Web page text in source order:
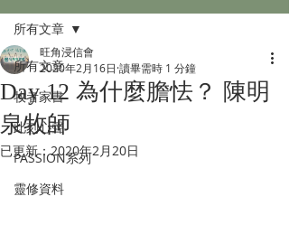
所有文章
牧者家書
此刻心聲
PASSION系列
靈修資料
所有文章
Day 12 為什麼膽怯？ 陳明
泉牧師
旺角浸信會
2020年2月16日 讀畢需時 1 分鐘
已更新：2020年2月20日